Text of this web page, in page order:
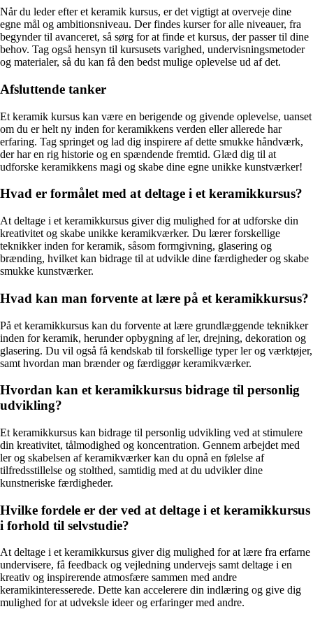
Når du leder efter et keramik kursus, er det vigtigt at overveje dine
egne mål og ambitionsniveau. Der findes kurser for alle niveauer, fra
begynder til avanceret, så sørg for at finde et kursus, der passer til dine
behov. Tag også hensyn til kursusets varighed, undervisningsmetoder
og materialer, så du kan få den bedst mulige oplevelse ud af det.
Afsluttende tanker
Et keramik kursus kan være en berigende og givende oplevelse, uanset
om du er helt ny inden for keramikkens verden eller allerede har
erfaring. Tag springet og lad dig inspirere af dette smukke håndværk,
der har en rig historie og en spændende fremtid. Glæd dig til at
udforske keramikkens magi og skabe dine egne unikke kunstværker!
Hvad er formålet med at deltage i et keramikkursus?
At deltage i et keramikkursus giver dig mulighed for at udforske din
kreativitet og skabe unikke keramikværker. Du lærer forskellige
teknikker inden for keramik, såsom formgivning, glasering og
brænding, hvilket kan bidrage til at udvikle dine færdigheder og skabe
smukke kunstværker.
Hvad kan man forvente at lære på et keramikkursus?
På et keramikkursus kan du forvente at lære grundlæggende teknikker
inden for keramik, herunder opbygning af ler, drejning, dekoration og
glasering. Du vil også få kendskab til forskellige typer ler og værktøjer,
samt hvordan man brænder og færdiggør keramikværker.
Hvordan kan et keramikkursus bidrage til personlig
udvikling?
Et keramikkursus kan bidrage til personlig udvikling ved at stimulere
din kreativitet, tålmodighed og koncentration. Gennem arbejdet med
ler og skabelsen af keramikværker kan du opnå en følelse af
tilfredsstillelse og stolthed, samtidig med at du udvikler dine
kunstneriske færdigheder.
Hvilke fordele er der ved at deltage i et keramikkursus
i forhold til selvstudie?
At deltage i et keramikkursus giver dig mulighed for at lære fra erfarne
undervisere, få feedback og vejledning undervejs samt deltage i en
kreativ og inspirerende atmosfære sammen med andre
keramikinteresserede. Dette kan accelerere din indlæring og give dig
mulighed for at udveksle ideer og erfaringer med andre.